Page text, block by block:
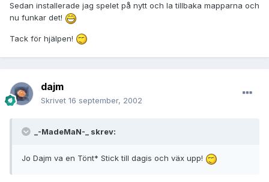
Sedan installerade jag spelet på nytt och la tillbaka mapparna och
nu funkar det!
Tack för hjälpen!
dajm
Skrivet 16 september, 2002
_-MadeMaN-_ skrev:
Jo Dajm va en Tönt* Stick till dagis och väx upp!